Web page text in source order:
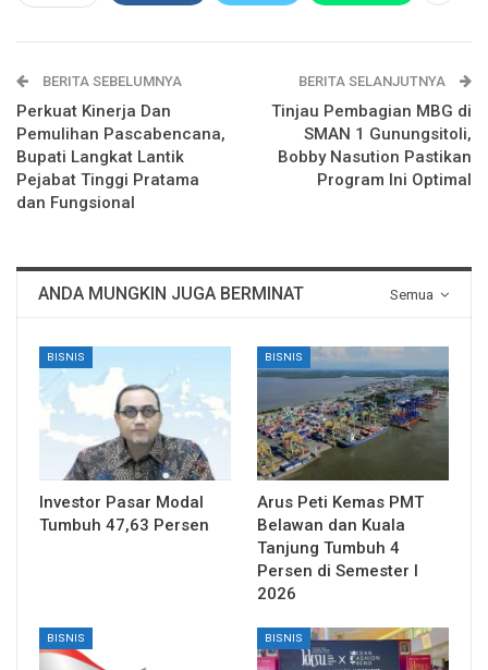
BERITA SEBELUMNYA
Perkuat Kinerja Dan
Pemulihan Pascabencana,
Bupati Langkat Lantik
Pejabat Tinggi Pratama
dan Fungsional
BERITA SELANJUTNYA
Tinjau Pembagian MBG di
SMAN 1 Gunungsitoli,
Bobby Nasution Pastikan
Program Ini Optimal
Semua
ANDA MUNGKIN JUGA BERMINAT
BISNIS
Investor Pasar Modal
Tumbuh 47,63 Persen
BISNIS
Arus Peti Kemas PMT
Belawan dan Kuala
Tanjung Tumbuh 4
Persen di Semester I
2026
BISNIS BISNIS